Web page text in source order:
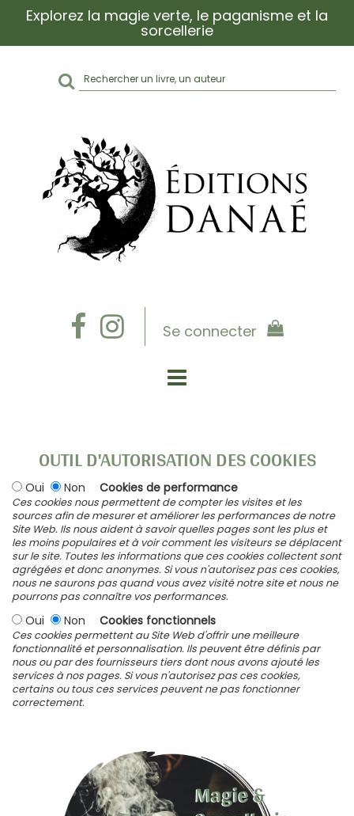
Explorez la magie verte, le paganisme et la
sorcellerie
Rechercher
sur
Se connecter
OUTIL D'AUTORISATION DES COOKIES
Oui Non Cookies de performance
Ces cookies nous permettent de compter les visites et les
sources afin de mesurer et améliorer les performances de notre
Site Web. Ils nous aident à savoir quelles pages sont les plus et
les moins populaires et à voir comment les visiteurs se déplacent
sur le site. Toutes les informations que ces cookies collectent sont
agrégées et donc anonymes. Si vous n'autorisez pas ces cookies,
nous ne saurons pas quand vous avez visité notre site et nous ne
pourrons pas connaître vos performances.
Oui Non Cookies fonctionnels
Ces cookies permettent au Site Web d'offrir une meilleure
fonctionnalité et personnalisation. Ils peuvent être définis par
nous ou par des fournisseurs tiers dont nous avons ajouté les
services à nos pages. Si vous n'autorisez pas ces cookies,
certains ou tous ces services peuvent ne pas fonctionner
correctement.